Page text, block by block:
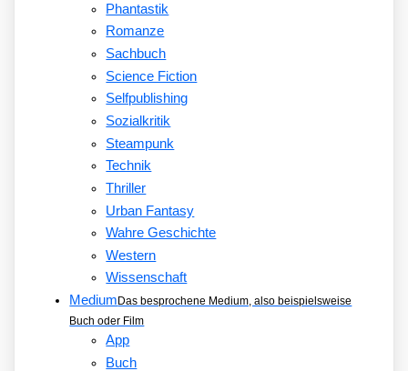
Phantastik
Romanze
Sachbuch
Science Fiction
Selfpublishing
Sozialkritik
Steampunk
Technik
Thriller
Urban Fantasy
Wahre Geschichte
Western
Wissenschaft
Medium Das besprochene Medium, also beispielsweise
Buch oder Film
App
Buch